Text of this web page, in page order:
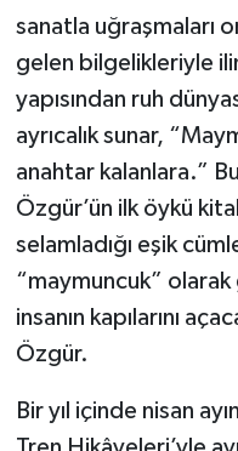
sanatla uğraşmaları
gelen bilgelikleriyle
yapısından ruh
ayrıcalık sunar,
anahtar kalanlara.”
Özgür’ün ilk öykü
selamladığı eşik
“maymuncuk”
insanın kapılarını
Özgür.
Bir yıl içinde nisan